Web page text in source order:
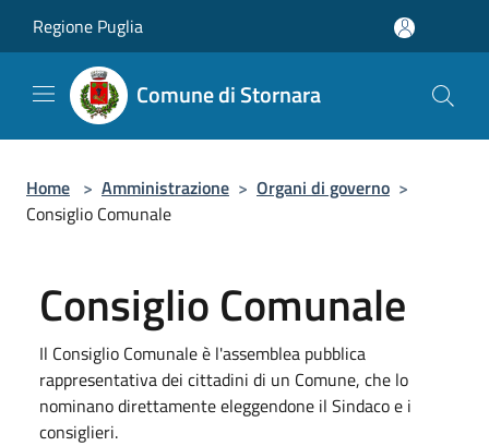
Regione Puglia
Comune di Stornara
Home > Amministrazione > Organi di governo >
Consiglio Comunale
Consiglio Comunale
Il Consiglio Comunale è l'assemblea pubblica
rappresentativa dei cittadini di un Comune, che lo
nominano direttamente eleggendone il Sindaco e i
consiglieri.